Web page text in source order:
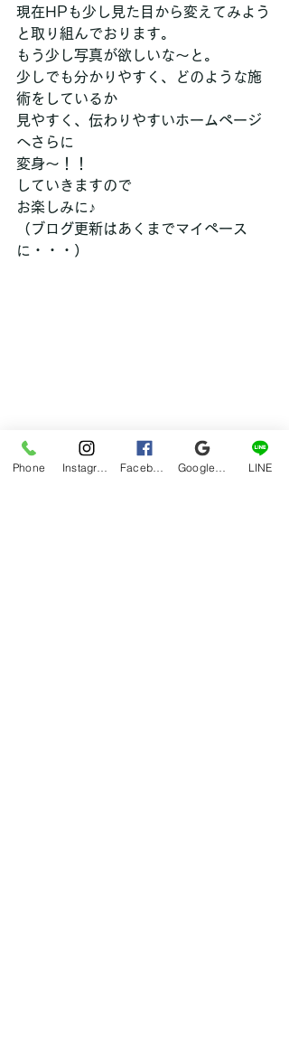
現在HPも少し見た目から変えてみよう
と取り組んでおります。
もう少し写真が欲しいな～と。
少しでも分かりやすく、どのような施
術をしているか
見やすく、伝わりやすいホームページ
へさらに
変身～！！
していきますので
お楽しみに♪
（ブログ更新はあくまでマイペース
に・・・）
Phone LINE